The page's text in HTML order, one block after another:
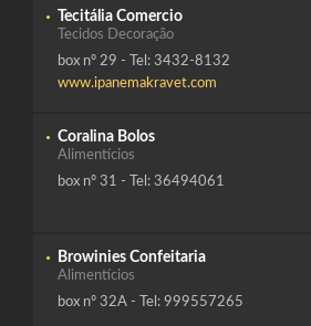
Tecitália Comercio
Tecidos Decoração
box nº 29 - Tel: 3432-8132
www.ipanemakravet.com
Coralina Bolos
Alimentícios
box nº 31 - Tel: 36494061
Browinies Confeitaria
Alimentícios
box nº 32A - Tel: 999557265